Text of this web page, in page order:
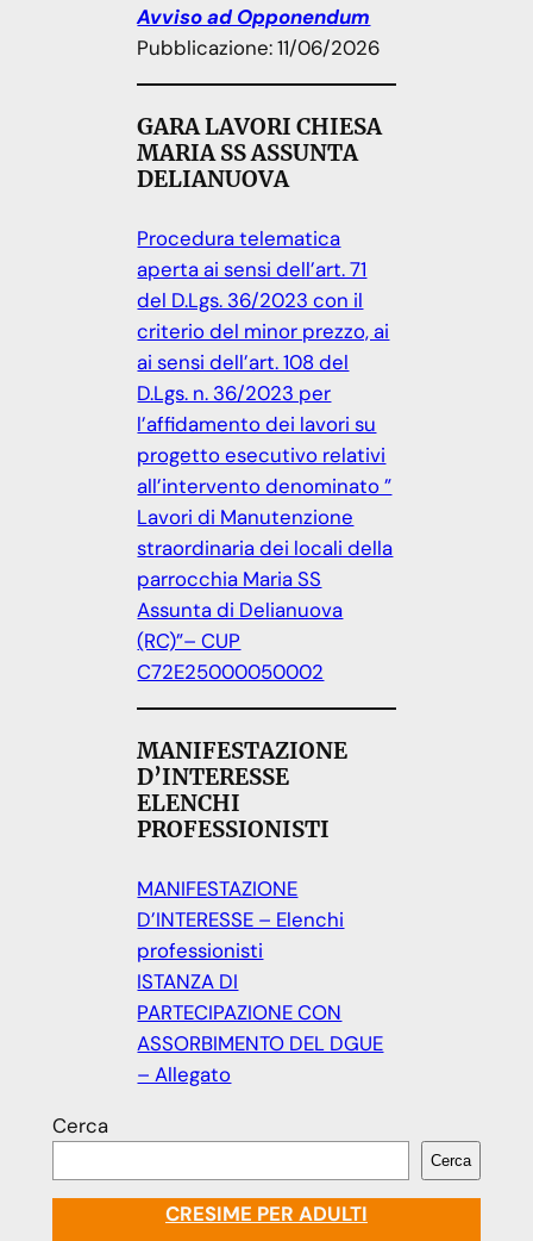
Avviso ad Opponendum
Pubblicazione: 11/06/2026
GARA LAVORI CHIESA
MARIA SS ASSUNTA
DELIANUOVA
Procedura telematica
aperta ai sensi dell’art. 71
del D.Lgs. 36/2023 con il
criterio del minor prezzo, ai
ai sensi dell’art. 108 del
D.Lgs. n. 36/2023 per
l’affidamento dei lavori su
progetto esecutivo relativi
all’intervento denominato ”
Lavori di Manutenzione
straordinaria dei locali della
parrocchia Maria SS
Assunta di Delianuova
(RC)”– CUP
C72E25000050002
MANIFESTAZIONE
D’INTERESSE
ELENCHI
PROFESSIONISTI
MANIFESTAZIONE
D’INTERESSE – Elenchi
professionisti
ISTANZA DI
PARTECIPAZIONE CON
ASSORBIMENTO DEL DGUE
– Allegato
Cerca
Cerca
CRESIME PER ADULTI